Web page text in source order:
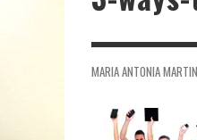
MARIA ANTONIA MARTIN